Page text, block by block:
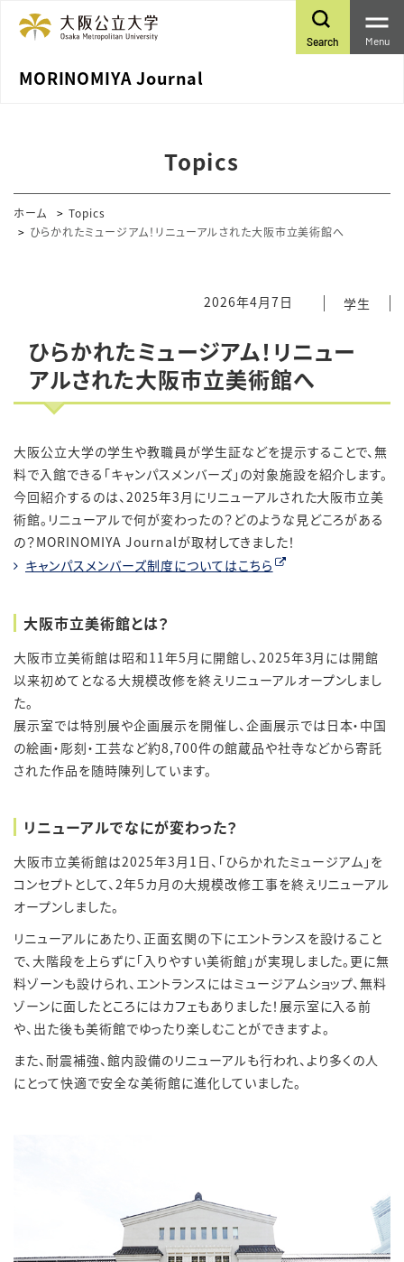
MORINOMIYA Journal
Search Menu
Topics
ホーム
Topics
ひらかれたミュージアム！リニューアルされた大阪市立美術館へ
2026年4月7日 学生
ひらかれたミュージアム！リニュー
アルされた大阪市立美術館へ
大阪公立大学の学生や教職員が学生証などを提示することで、無
料で入館できる「キャンパスメンバーズ」の対象施設を紹介します。
今回紹介するのは、2025年3月にリニューアルされた大阪市立美
術館。リニューアルで何が変わったの？どのような見どころがある
の？MORINOMIYA Journalが取材してきました！
キャンパスメンバーズ制度についてはこちら
大阪市立美術館とは？
大阪市立美術館は昭和11年5月に開館し、2025年3月には開館
以来初めてとなる大規模改修を終えリニューアルオープンしまし
た。
展示室では特別展や企画展示を開催し、企画展示では日本・中国
の絵画・彫刻・工芸など約8,700件の館蔵品や社寺などから寄託
された作品を随時陳列しています。
リニューアルでなにが変わった？
大阪市立美術館は2025年3月1日、「ひらかれたミュージアム」を
コンセプトとして、2年5カ月の大規模改修工事を終えリニューアル
オープンしました。
リニューアルにあたり、正面玄関の下にエントランスを設けること
で、大階段を上らずに「入りやすい美術館」が実現しました。更に無
料ゾーンも設けられ、エントランスにはミュージアムショップ、無料
ゾーンに面したところにはカフェもありました！展示室に入る前
や、出た後も美術館でゆったり楽しむことができますよ。
また、耐震補強、館内設備のリニューアルも行われ、より多くの人
にとって快適で安全な美術館に進化していました。